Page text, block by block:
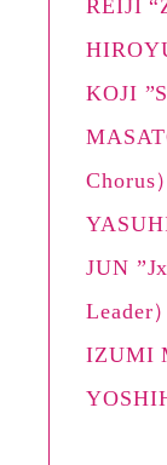
REIJI
KOJI
Chorus）
JUN
Leader）
IZUMI